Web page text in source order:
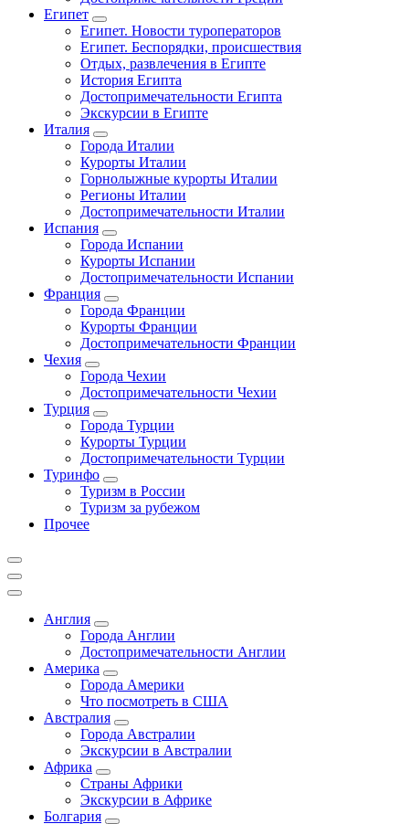
Египет
Египет. Новости туроператоров
Египет. Беспорядки, происшествия
Отдых, развлечения в Египте
История Египта
Достопримечательности Египта
Экскурсии в Египте
Италия
Города Италии
Курорты Италии
Горнолыжные курорты Италии
Регионы Италии
Достопримечательности Италии
Испания
Города Испании
Курорты Испании
Достопримечательности Испании
Франция
Города Франции
Курорты Франции
Достопримечательности Франции
Чехия
Города Чехии
Достопримечательности Чехии
Турция
Города Турции
Курорты Турции
Достопримечательности Турции
Туринфо
Туризм в России
Туризм за рубежом
Прочее
Англия
Города Англии
Достопримечательности Англии
Америка
Города Америки
Что посмотреть в США
Австралия
Города Австралии
Экскурсии в Австралии
Африка
Страны Африки
Экскурсии в Африке
Болгария